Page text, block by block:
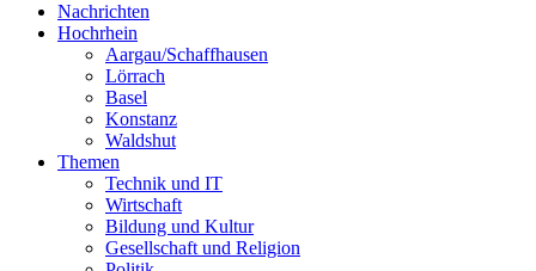
Nachrichten
Hochrhein
Aargau/Schaffhausen
Lörrach
Basel
Konstanz
Waldshut
Themen
Technik und IT
Wirtschaft
Bildung und Kultur
Gesellschaft und Religion